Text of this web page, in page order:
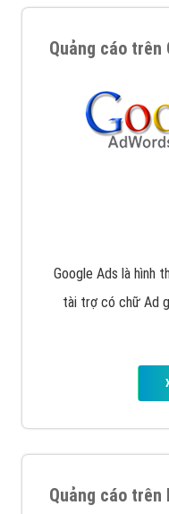
Quảng cáo trên
Google Ads là hình
tài trợ có chữ Ad
Quảng cáo trên